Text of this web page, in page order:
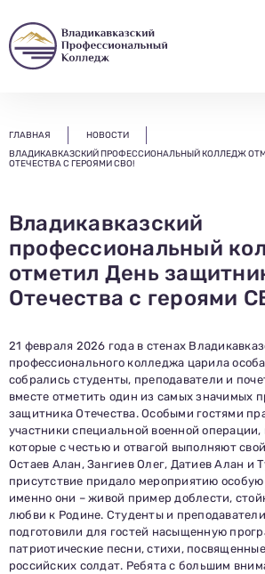
ГЛАВНАЯ
НОВОСТИ
ВЛАДИКАВКАЗСКИЙ ПРОФЕССИОНАЛЬНЫЙ КОЛЛЕДЖ
ОТЕЧЕСТВА С ГЕРОЯМИ СВО!
Владикавказский
профессиональный
отметил День
Отечества с героями
21 февраля 2026 года в стенах
профессионального колледжа царила
собрались студенты, преподаватели и
вместе отметить один из самых значимых
защитника Отечества. Особыми гостями
участники специальной военной
которые с честью и отвагой выполняют
Остаев Алан, Зангиев Олег, Датиев Алан и
присутствие придало мероприятию особую
именно они – живой пример доблести,
любви к Родине. Студенты и
подготовили для гостей насыщенную
патриотические песни, стихи,
российских солдат. Ребята с большим